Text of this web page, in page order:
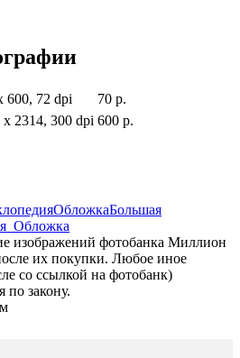
600, 72 dpi
70 р.
x 2314, 300 dpi 600 р.
ОбложкаБольшая
изображений фотобанка Миллион
их покупки. Любое иное
со ссылкой на фотобанк)
по закону.